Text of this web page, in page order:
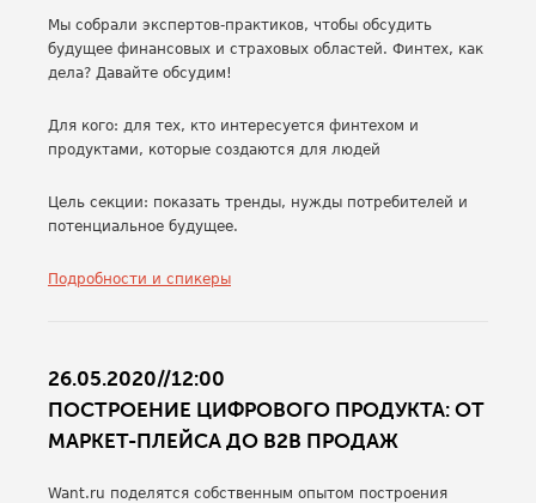
Мы собрали экспертов-практиков, чтобы обсудить
будущее финансовых и страховых областей. Финтех, как
дела? Давайте обсудим!
Для кого: для тех, кто интересуется финтехом и
продуктами, которые создаются для людей
Цель секции: показать тренды, нужды потребителей и
потенциальное будущее.
Подробности и спикеры
26.05.2020//12:00
ПОСТРОЕНИЕ ЦИФРОВОГО ПРОДУКТА: ОТ
МАРКЕТ-ПЛЕЙСА ДО B2B ПРОДАЖ
Want.ru поделятся собственным опытом построения